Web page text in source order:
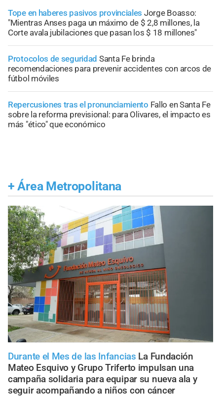
Tope en haberes pasivos provinciales Jorge Boasso:
"Mientras Anses paga un máximo de $ 2,8 millones, la
Corte avala jubilaciones que pasan los $ 18 millones"
Protocolos de seguridad Santa Fe brinda
recomendaciones para prevenir accidentes con arcos de
fútbol móviles
Repercusiones tras el pronunciamiento Fallo en Santa Fe
sobre la reforma previsional: para Olivares, el impacto es
más "ético" que económico
+ Área Metropolitana
Durante el Mes de las Infancias La Fundación
Mateo Esquivo y Grupo Triferto impulsan una
campaña solidaria para equipar su nueva ala y
seguir acompañando a niños con cáncer